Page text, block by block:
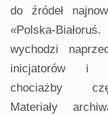
do źródeł
«Polska-
wychodzi
inicjatorów i
chociażby
Materiały